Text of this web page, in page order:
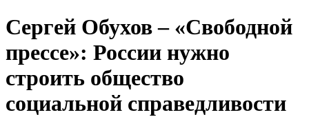
Сергей Обухов – «Свободной
прессе»: России нужно
строить общество
социальной справедливости